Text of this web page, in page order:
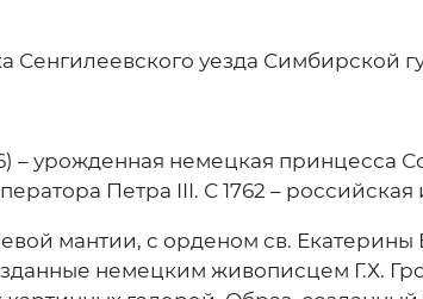
уезда Симбирской
– урожденная немецкая принцесса
Петра III. С 1762 –
мантии, с орденом св. Екатерины
немецким живописцем Г.Х.